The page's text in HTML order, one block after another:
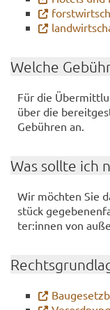
Wel­che
Für die
über die
Ge­büh­ren an.
Was soll­te ich
Wir möch­ten Sie
stück
ter:innen von